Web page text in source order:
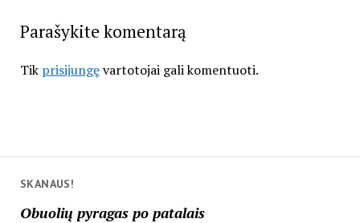
SKANAUS!
Obuolių pyragas po patalais
Parašykite komentarą
Tik prisijungęvartotojai gali komentuoti.